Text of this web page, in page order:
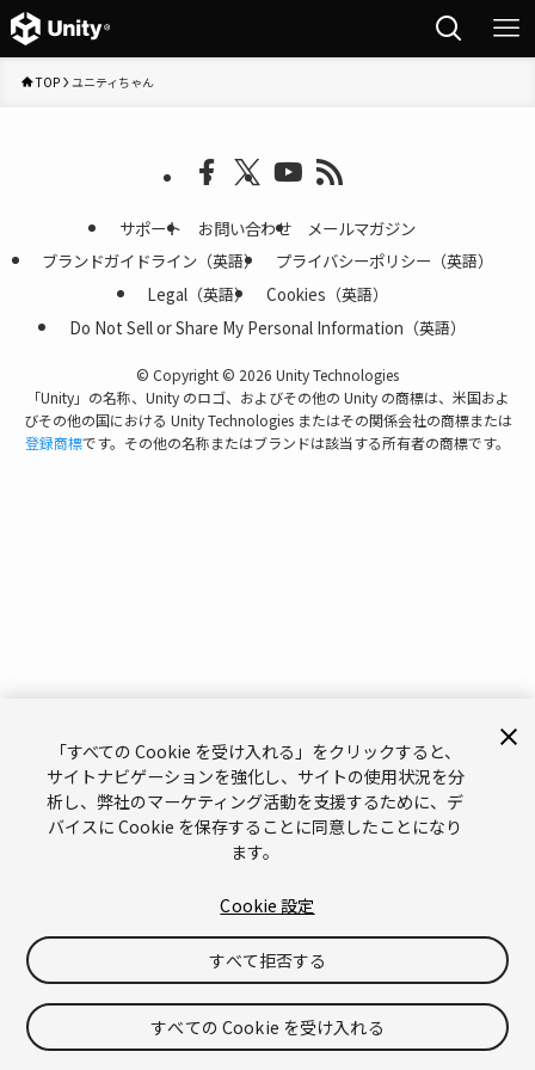
TOP ユニティちゃん
サポート お問い合わせ
メールマガジン
ブランドガイドライン（英語）
プライバシーポリシー（英語）
Legal（英語）
Cookies（英語）
Do Not Sell or Share My Personal Information（英語）
© Copyright © 2026 Unity Technologies
「Unity」の名称、Unity のロゴ、およびその他の Unity の商標は、米国およ
びその他の国における Unity Technologies またはその関係会社の商標または
登録商標です。その他の名称またはブランドは該当する所有者の商標です。
「すべての Cookie を受け入れる」をクリックすると、
サイトナビゲーションを強化し、サイトの使用状況を分
析し、弊社のマーケティング活動を支援するために、デ
バイスに Cookie を保存することに同意したことになり
ます。
Cookie 設定
すべて拒否する
すべての Cookie を受け入れる